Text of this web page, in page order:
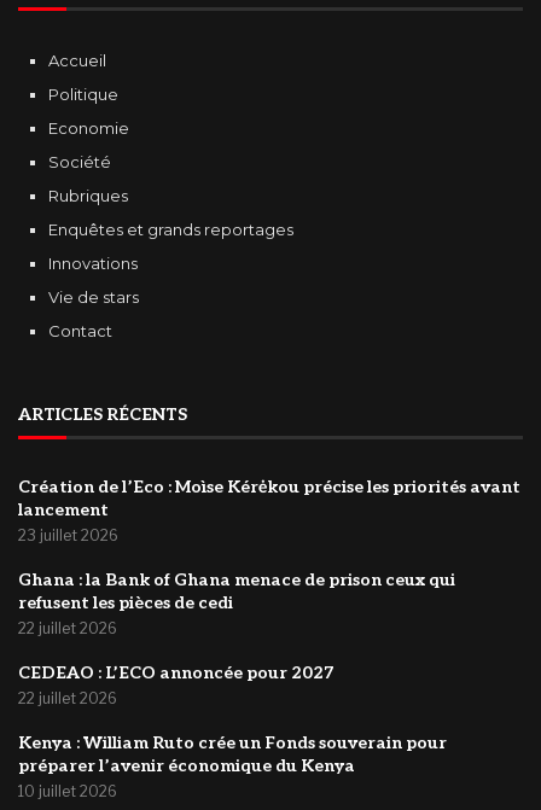
Accueil
Politique
Economie
Société
Rubriques
Enquêtes et grands reportages
Innovations
Vie de stars
Contact
ARTICLES RÉCENTS
Création de l’Eco : Moìse Kérėkou précise les priorités avant
lancement
23 juillet 2026
‎Ghana : la Bank of Ghana menace de prison ceux qui
refusent les pièces de cedi
22 juillet 2026
‎CEDEAO : L’ECO annoncée pour 2027
22 juillet 2026
Kenya : William Ruto crée un Fonds souverain pour
préparer l’avenir économique du Kenya
10 juillet 2026